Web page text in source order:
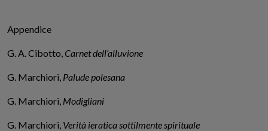
Appendice
G. A. Cibotto, Carnet dell’alluvione
G. Marchiori, Palude polesana
G. Marchiori, Modigliani
G. Marchiori, Verità ieratica sottilmente spirituale